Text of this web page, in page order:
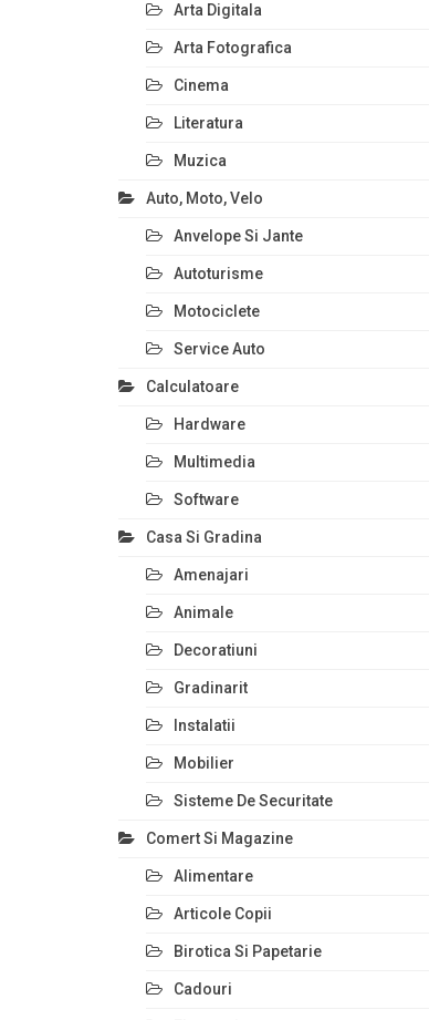
Arta Digitala
Arta Fotografica
Cinema
Literatura
Muzica
Auto, Moto, Velo
Anvelope Si Jante
Autoturisme
Motociclete
Service Auto
Calculatoare
Hardware
Multimedia
Software
Casa Si Gradina
Amenajari
Animale
Decoratiuni
Gradinarit
Instalatii
Mobilier
Sisteme De Securitate
Comert Si Magazine
Alimentare
Articole Copii
Birotica Si Papetarie
Cadouri